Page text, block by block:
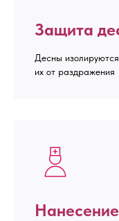
Защита
Десны
их от раздражения